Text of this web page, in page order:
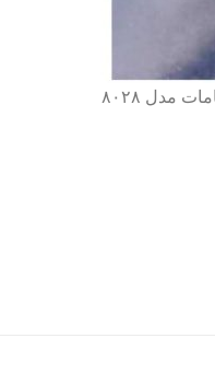
تصویر بالا نشان دهنده پاک سازی قطعات با دستگاه واترجت ، مجهز یه پمپ کامات مدل ۸۰۲۸